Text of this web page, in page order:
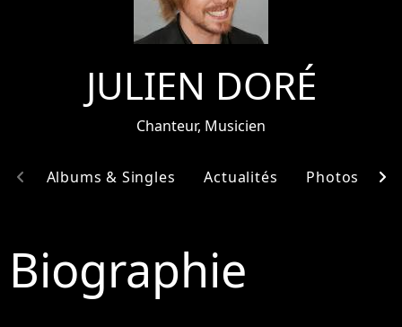
JULIEN DORÉ
Chanteur, Musicien
Albums & Singles Actualités Photos
chevron_left chevron_right
Biographie